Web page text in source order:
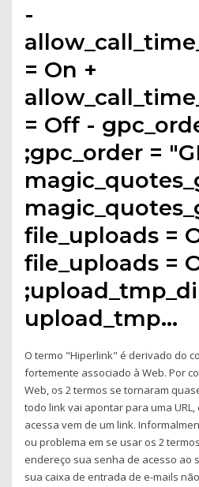
-
= On +
= Off -
;gpc_order =
file_uploads =
file_uploads =
upload_tmp…
O termo "Hiperlink" é derivado do
fortemente associado à Web. Por
Web, os 2 termos se tornaram
todo link vai apontar para uma
acessa vem de um link.
ou problema em se usar os 2
endereço sua senha de acesso ao
sua caixa de entrada de e-mails